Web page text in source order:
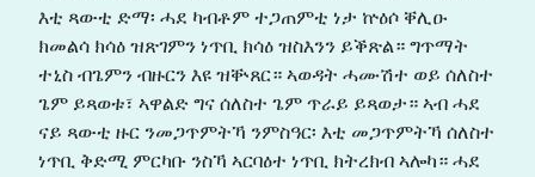
እቲ ጻውቲ ድማ፡ ሓደ ካብቶም ተጋጠምቲ ነታ ኵዕሶ ቐሊዑ
ክመልሳ ክሳዕ ዝጽገምን ነጥቢ ክሳዕ ዝስእንን ይቕጽል። ግጥማት
ተኒስ ብጌምን ብዙርን እዩ ዝቝጸር። ኣወዳት ሓሙሽተ ወይ ሰለስተ
ጌም ይጻወቱ፣ ኣዋልድ ግና ሰለስተ ጌም ጥራይ ይጻወታ። ኣብ ሓደ
ናይ ጻውቲ ዙር ንመጋጥምትኻ ንምስዓር፡ እቲ መጋጥምትኻ ሰለስተ
ነጥቢ ቅድሚ ምርካቡ ንስኻ ኣርባዕተ ነጥቢ ክትረክብ ኣሎካ። ሓደ